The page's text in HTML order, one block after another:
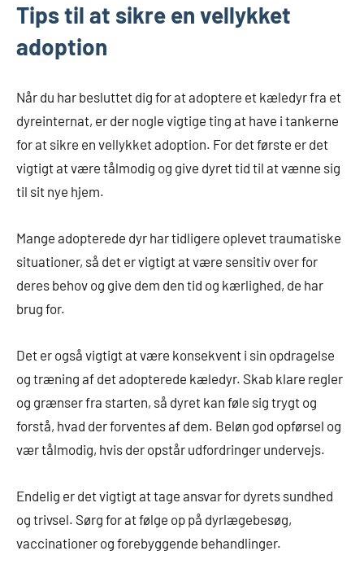
Tips til at sikre en vellykket
adoption
Når du har besluttet dig for at adoptere et kæledyr fra et
dyreinternat, er der nogle vigtige ting at have i tankerne
for at sikre en vellykket adoption. For det første er det
vigtigt at være tålmodig og give dyret tid til at vænne sig
til sit nye hjem.
Mange adopterede dyr har tidligere oplevet traumatiske
situationer, så det er vigtigt at være sensitiv over for
deres behov og give dem den tid og kærlighed, de har
brug for.
Det er også vigtigt at være konsekvent i sin opdragelse
og træning af det adopterede kæledyr. Skab klare regler
og grænser fra starten, så dyret kan føle sig trygt og
forstå, hvad der forventes af dem. Beløn god opførsel og
vær tålmodig, hvis der opstår udfordringer undervejs.
Endelig er det vigtigt at tage ansvar for dyrets sundhed
og trivsel. Sørg for at følge op på dyrlægebesøg,
vaccinationer og forebyggende behandlinger.